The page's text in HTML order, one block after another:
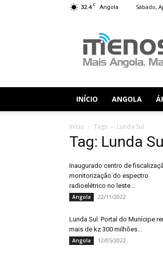
32.4 C Angola Sábado,
INÍCIO ANGOLA
Início Tags Lunda Sul
Tag: Lunda
Inaugurado centro de
monitorização do espectro
radioelétrico no leste...
Angola 22/11/2022
Lunda Sul: Portal do Munícipe
mais de kz 300 milhões...
Angola 12/05/2022